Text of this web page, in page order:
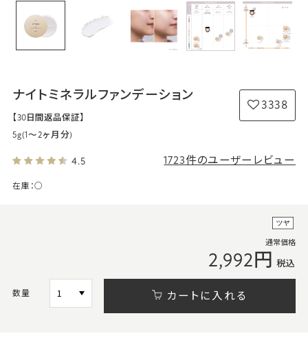
4.5 1723件のユーザーレビュー
ナイトミネラルファンデーション
3338
【30日間返品保証】
5g(1～2ヶ月分)
在庫：○
通常価格
2,992円 税込
カートに入れる
数量